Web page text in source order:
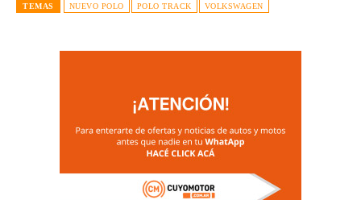
TEMAS NUEVO POLO POLO TRACK VOLKSWAGEN